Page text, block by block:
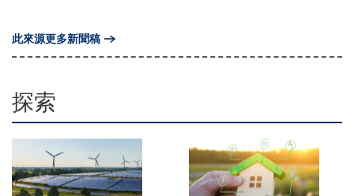
此來源更多新聞稿
探索